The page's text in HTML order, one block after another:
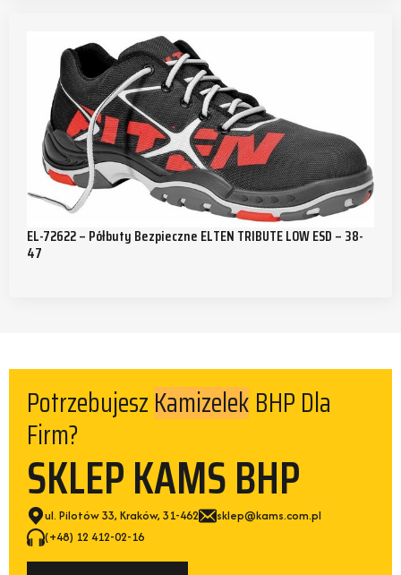
EL-72622 – Półbuty Bezpieczne ELTEN TRIBUTE LOW ESD – 38-
47
PotrzebujeszKamizelekBHP Dla
Firm?
SKLEP KAMS BHP
ul. Pilotów 33, Kraków, 31-462
sklep@kams.com.pl
(+48) 12 412-02-16